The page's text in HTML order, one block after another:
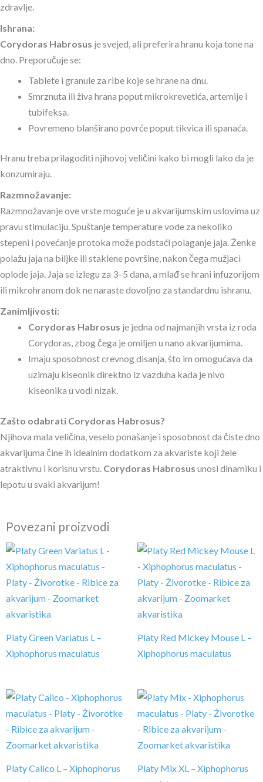
zdravlje.
Ishrana:
Corydoras Habrosus je svejed, ali preferira hranu koja tone na
dno. Preporučuje se:
Tablete i granule za ribe koje se hrane na dnu.
Smrznuta ili živa hrana poput mikrokrevetića, artemije i
tubifeksa.
Povremeno blanširano povrće poput tikvica ili spanaća.
Hranu treba prilagoditi njihovoj veličini kako bi mogli lako da je
konzumiraju.
Razmnožavanje:
Razmnožavanje ove vrste moguće je u akvarijumskim uslovima uz
pravu stimulaciju. Spuštanje temperature vode za nekoliko
stepeni i povećanje protoka može podstaći polaganje jaja. Ženke
polažu jaja na biljke ili staklene površine, nakon čega mužjaci
oplode jaja. Jaja se izlegu za 3–5 dana, a mlađ se hrani infuzorijom
ili mikrohranom dok ne naraste dovoljno za standardnu ishranu.
Zanimljivosti:
Corydoras Habrosus je jedna od najmanjih vrsta iz roda
Corydoras, zbog čega je omiljen u nano akvarijumima.
Imaju sposobnost crevnog disanja, što im omogućava da
uzimaju kiseonik direktno iz vazduha kada je nivo
kiseonika u vodi nizak.
Zašto odabrati Corydoras Habrosus?
Njihova mala veličina, veselo ponašanje i sposobnost da čiste dno
akvarijuma čine ih idealnim dodatkom za akvariste koji žele
atraktivnu i korisnu vrstu. Corydoras Habrosus unosi dinamiku i
lepotu u svaki akvarijum!
Povezani proizvodi
Platy Green Variatus L –
Xiphophorus maculatus
Platy Red Mickey Mouse L –
Xiphophorus maculatus
Platy Calico L – Xiphophorus
Platy Mix XL – Xiphophorus